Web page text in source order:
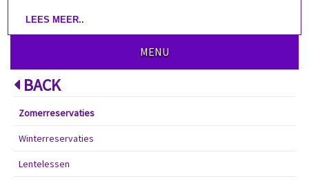
LEES MEER..
MENU
BACK
Zomerreservaties
Winterreservaties
Lentelessen